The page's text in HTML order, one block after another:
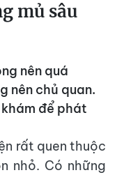
mủ sâu
nên quá
nên chủ quan.
để phát
rất quen thuộc
nhỏ. Có những